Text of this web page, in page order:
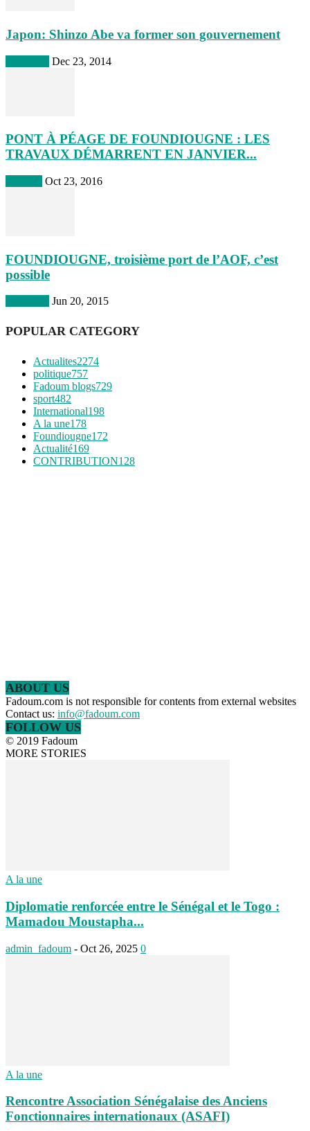
Japon: Shinzo Abe va former son gouvernement
Dec 23, 2014
PONT À PÉAGE DE FOUNDIOUGNE : LES
TRAVAUX DÉMARRENT EN JANVIER...
Oct 23, 2016
FOUNDIOUGNE, troisième port de l’AOF, c’est
possible
Jun 20, 2015
POPULAR CATEGORY
Actualites2274
politique757
Fadoum blogs729
sport482
International198
A la une178
Foundiougne172
Actualité169
CONTRIBUTION128
ABOUT US
Fadoum.com is not responsible for contents from external websites
Contact us: info@fadoum.com
FOLLOW US
© 2019 Fadoum
MORE STORIES
A la une
Diplomatie renforcée entre le Sénégal et le Togo :
Mamadou Moustapha...
admin_fadoum - Oct 26, 2025 0
A la une
Rencontre Association Sénégalaise des Anciens
Fonctionnaires internationaux (ASAFI)